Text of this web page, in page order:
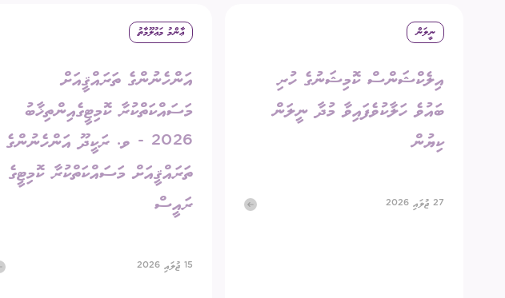
ނީލަން
އިލެކްޝަންސް ކޮމިޝަނުގެ ހުރި
ބައުވެ ހަލާކުވެފައިވާ މުދާ ނީލަން
ކިޔުން
27 ޖުލައި 2026
ޢާންމު މަޢުލޫމާތު
އަންހެނުންގެ ތަރައްޤީއަށް
މަސައްކަތްކުރާ ކޮމިޓީގެއިންތިޚާބު
2026 - ވ. ރަކީދޫ އަންހެނުންގެ
ތަރައްޤީއަށް މަސައްކަތްކުރާ ކޮމިޓީގެ
ރައީސް
15 ޖުލައި 2026